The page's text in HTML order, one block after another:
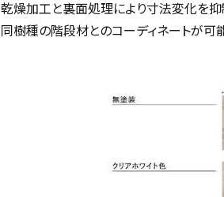
乾燥加工と裏面処理により寸法変化を抑
同樹種の階段材とのコーディネートが可